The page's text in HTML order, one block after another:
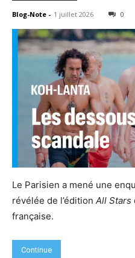
Blog-Note - 1 juillet 2026 0
Le Parisien a mené une
révélée de l’édition All Stars
française.
Continue